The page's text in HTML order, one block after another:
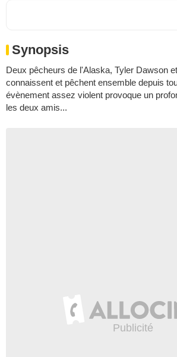
Synopsis
Deux pêcheurs de l'Alaska, Tyler Dawson
connaissent et pêchent ensemble depuis
évènement assez violent provoque un
les deux amis...